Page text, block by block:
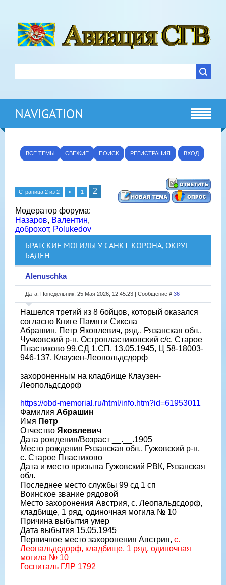
NAVIGATION
ВСЕ ТЕМЫ СВЕЖИЕ ПОИСК РЕГИСТРАЦИЯ ВХОД
Страница 2 из 2 « 1 2
Модератор форума:
Назаров, Валентин,
доброхот, Polukedov
БРАТСКИЕ МОГИЛЫ У САНКТ-КОРОНА, ОКРУГ
БАДЕН
Alenuschka
Дата: Понедельник, 25 Мая 2026, 12:45:23 | Сообщение # 36
Нашелся третий из 8 бойцов, который оказался
согласно Книге Памяти Сиксла
Абрашин, Петр Яковлевич, ряд., Рязанская обл.,
Чучковский р-н, Остропластиковский с/c, Старое
Пластиково 99.СД 1.СП, 13.05.1945, Ц 58-18003-
946-137, Клаузен-Леопольдсдорф
захороненным на кладбище Клаузен-
Леопольдсдорф
https://obd-memorial.ru/html/info.htm?id=61953011
Фамилия Абрашин
Имя Петр
Отчество Яковлевич
Дата рождения/Возраст __.__.1905
Место рождения Рязанская обл., Гужовский р-н,
с. Старое Пластиково
Дата и место призыва Гужовский РВК, Рязанская
обл.
Последнее место службы 99 сд 1 сп
Воинское звание рядовой
Место захоронения Австрия, с. Леопальдсдорф,
кладбище, 1 ряд, одиночная могила № 10
Причина выбытия умер
Дата выбытия 15.05.1945
Первичное место захоронения Австрия, с.
Леопальдсдорф, кладбище, 1 ряд, одиночная
могила № 10
Госпиталь ГЛР 1792